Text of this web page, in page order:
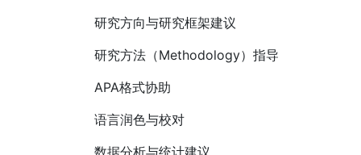
研究方向与研究框架建议
研究方法（Methodology）指导
APA格式协助
语言润色与校对